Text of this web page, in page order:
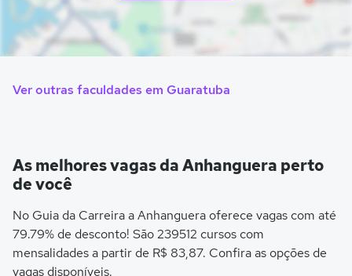
Ver outras faculdades em Guaratuba
As melhores vagas da Anhanguera perto
de você
No Guia da Carreira a Anhanguera oferece vagas com até
79.79% de desconto! São 239512 cursos com
mensalidades a partir de R$ 83,87. Confira as opções de
vagas disponíveis.